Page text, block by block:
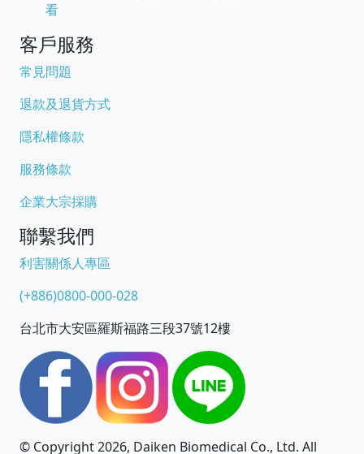
看
客戶服務
常見問題
退款及退貨方式
隱私權條款
服務條款
企業大宗採購
聯繫我們
利害關係人專區
(+886)0800-000-028
台北市大安區羅斯福路三段37號12樓
© Copyright 2026, Daiken Biomedical Co., Ltd. All